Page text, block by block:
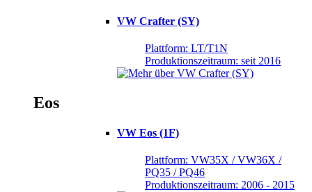
VW Crafter (SY)
Plattform: LT/T1N
Produktionszeitraum: seit 2016
Eos
VW Eos (1F)
Plattform: VW35X / VW36X /
PQ35 / PQ46
Produktionszeitraum: 2006 - 2015